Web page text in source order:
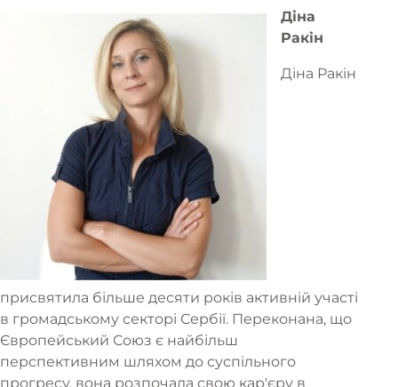
Діна
Ракін
Діна Ракін
присвятила більше десяти років активній участі
в громадському секторі Сербії. Переконана, що
Європейський Союз є найбільш
перспективним шляхом до суспільного
прогресу, вона розпочала свою кар'єру в